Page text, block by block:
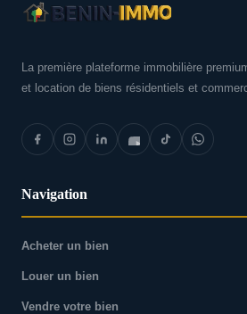
La première plateforme immobilière
et location de biens résidentiels et
Navigation
Acheter un bien
Louer un bien
Vendre votre bien